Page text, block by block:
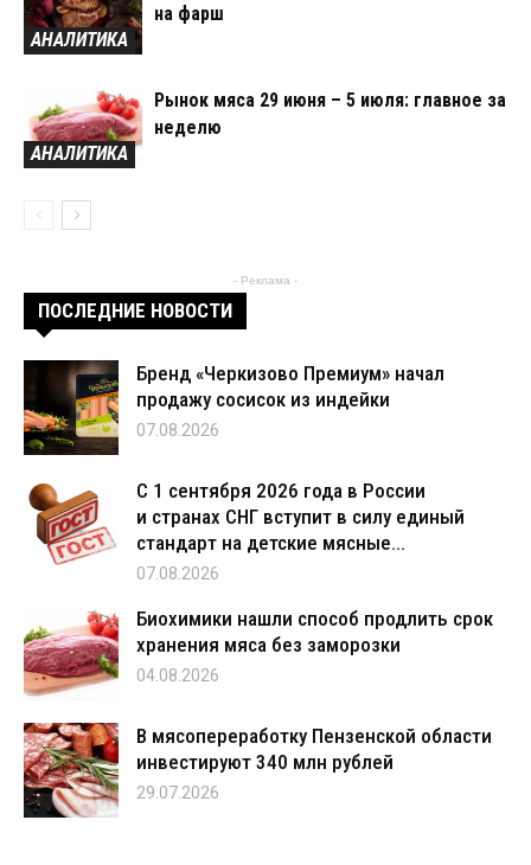
АНАЛИТИКА
на фарш
АНАЛИТИКА
Рынок мяса 29 июня – 5 июля: главное за
неделю
- Реклама -
ПОСЛЕДНИЕ НОВОСТИ
Бренд «Черкизово Премиум» начал
продажу сосисок из индейки
07.08.2026
С 1 сентября 2026 года в России
и странах СНГ вступит в силу единый
стандарт на детские мясные...
07.08.2026
Биохимики нашли способ продлить срок
хранения мяса без заморозки
04.08.2026
В мясопереработку Пензенской области
инвестируют 340 млн рублей
29.07.2026